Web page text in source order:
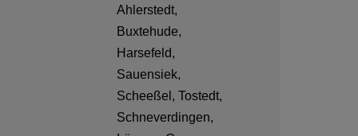
Ahlerstedt,
Buxtehude,
Harsefeld,
Sauensiek,
Scheeßel, Tostedt,
Schneverdingen,